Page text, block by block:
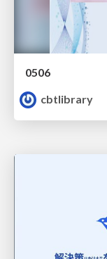
0506
cbtlibrary